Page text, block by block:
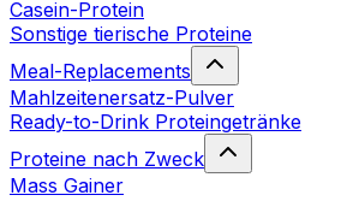
Casein-Protein
Sonstige tierische Proteine
Meal-Replacements
Mahlzeitenersatz-Pulver
Ready-to-Drink Proteingetränke
Proteine nach Zweck
Mass Gainer